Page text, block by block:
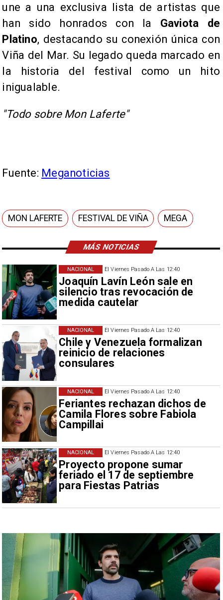
MÁS NOTICIAS
El Viernes Pasado A Las 12:40
Joaquín Lavín León sale en
silencio tras revocación de
medida cautelar
NACIONAL
El Viernes Pasado A Las 12:40
Chile y Venezuela formalizan
reinicio de relaciones
consulares
NACIONAL
El Viernes Pasado A Las 12:40
Feriantes rechazan dichos de
Camila Flores sobre Fabiola
Campillai
NACIONAL
El Viernes Pasado A Las 12:40
Proyecto propone sumar
feriado el 17 de septiembre
para Fiestas Patrias
NACIONAL
une a una exclusiva lista de artistas que
han sido honrados con la Gaviota de
Platino, destacando su conexión única con
Viña del Mar. Su legado queda marcado en
la historia del festival como un hito
inigualable.
"Todo sobre Mon Laferte"
Fuente: Meganoticias
MON LAFERTE FESTIVAL DE VIÑA MEGA